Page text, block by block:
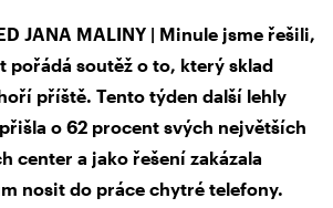
JANA MALINY | Minule jsme řešili,
pořádá soutěž o to, který sklad
příště. Tento týden další lehly
o 62 procent svých největších
center a jako řešení zakázala
nosit do práce chytré telefony.